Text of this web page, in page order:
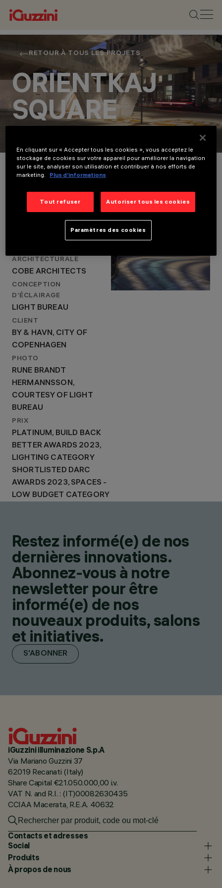
RETOUR À TOUS LES PROJETS
ORIENTKAJ
SQUARE
EMPLACEMENT
DENMARK
ARCHITECTURALE
D’ÉCLAIRAGE
LIGHT BUREAU
Détails du projet
LOCATION
COPENHAGEN, DENMARK
ARCHITECTURALE
COBE ARCHITECTS
CONCEPTION
D’ÉCLAIRAGE
LIGHT BUREAU
CLIENT
BY & HAVN, CITY OF
COPENHAGEN
PHOTO
RUNE BRANDT
HERMANNSSON,
COURTESY OF LIGHT
BUREAU
PRIX
PLATINUM, BUILD BACK
BETTER AWARDS 2023,
LIGHTING CATEGORY
SHORTLISTED DARC
AWARDS 2023, SPACES -
LOW BUDGET CATEGORY
Restez informé(e) de nos
dernières innovations.
Abonnez-vous à notre
newsletter pour être
informé(e) de nos
nouveaux produits, salons
et initiatives.
S'ABONNER
iGuzzini illuminazione S.p.A
Via Mariano Guzzini 37
62019 Recanati (Italy)
Share Capital €21.050.000,00 i.v.
VAT N. and R.I. : (IT)00082630435
CCIAA Macerata, R.E.A. 40632
Contacts et adresses
Social
Produits
À propos de nous
En cliquant sur « Accepter tous les cookies », vous acceptez le
stockage de cookies sur votre appareil pour améliorer la navigation
sur le site, analyser son utilisation et contribuer à nos efforts de
marketing.
Plus d’informations
Tout refuser Autoriser tous les cookies
Paramètres des cookies